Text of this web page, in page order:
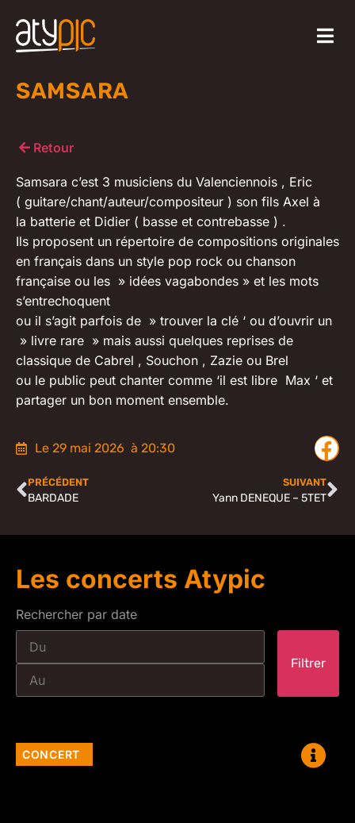
SAMSARA
Retour
Samsara c’est 3 musiciens du Valenciennois , Eric‌
( guitare/chant/auteur/compositeur ) son fils Axel à
la batterie et Didier ( basse et contrebasse ) .
Ils proposent un répertoire de compositions originales
en français dans un style pop rock ou chanson
française ou les » idées vagabondes » et les mots
s’entrechoquent
ou il s’agit parfois de » trouver la clé ‘ ou d’ouvrir un
» livre rare » mais aussi quelques reprises de
classique de Cabrel , Souchon , Zazie ou Brel
ou le public peut chanter comme ‘il est libre Max ‘ et
partager un bon moment ensemble.
Le 29 mai 2026 à 20:30
PRÉCÉDENT
BARDADE
SUIVANT
Yann DENEQUE – 5TET
Les concerts Atypic
Rechercher par date
Filtrer
CONCERT